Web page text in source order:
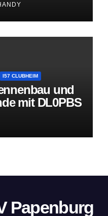
I57 CLUBHEIM
und
mit DL0PBS
Papenburg